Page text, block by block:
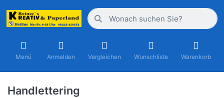
Menü Anmelden Vergleichen Wunschliste Warenkorb
Handlettering